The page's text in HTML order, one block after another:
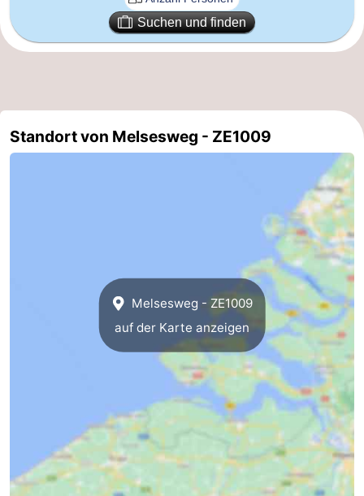
Route
Medizin
Zierikzee
Natur
-
Suchen und finden
Standort von Melsesweg - ZE1009
Melsesweg - ZE1009
auf der Karte anzeigen